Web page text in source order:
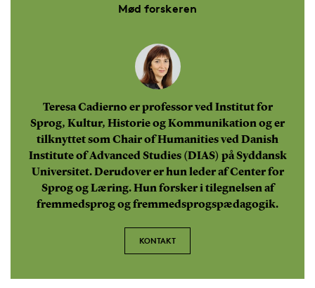
Mød forskeren
Teresa Cadierno er professor ved Institut for
Sprog, Kultur, Historie og Kommunikation og er
tilknyttet som Chair of Humanities ved Danish
Institute of Advanced Studies (DIAS) på Syddansk
Universitet. Derudover er hun leder af Center for
Sprog og Læring. Hun forsker i tilegnelsen af
fremmedsprog og fremmedsprogspædagogik.
KONTAKT